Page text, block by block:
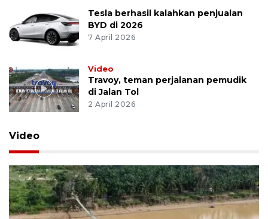
Tesla berhasil kalahkan penjualan
BYD di 2026
7 April 2026
Video
Travoy, teman perjalanan pemudik
di Jalan Tol
2 April 2026
Video